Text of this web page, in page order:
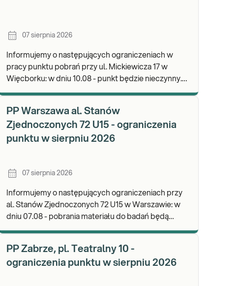
07 sierpnia 2026
Informujemy o następujących ograniczeniach w
pracy punktu pobrań przy ul. Mickiewicza 17 w
Więcborku: w dniu 10.08 - punkt będzie nieczynny.
PP Warszawa al. Stanów
Zjednoczonych 72 U15 - ograniczenia
punktu w sierpniu 2026
07 sierpnia 2026
Informujemy o następujących ograniczeniach przy
al. Stanów Zjednoczonych 72 U15 w Warszawie: w
dniu 07.08 - pobrania materiału do badań będą
PP Zabrze, pl. Teatralny 10 -
ograniczenia punktu w sierpniu 2026